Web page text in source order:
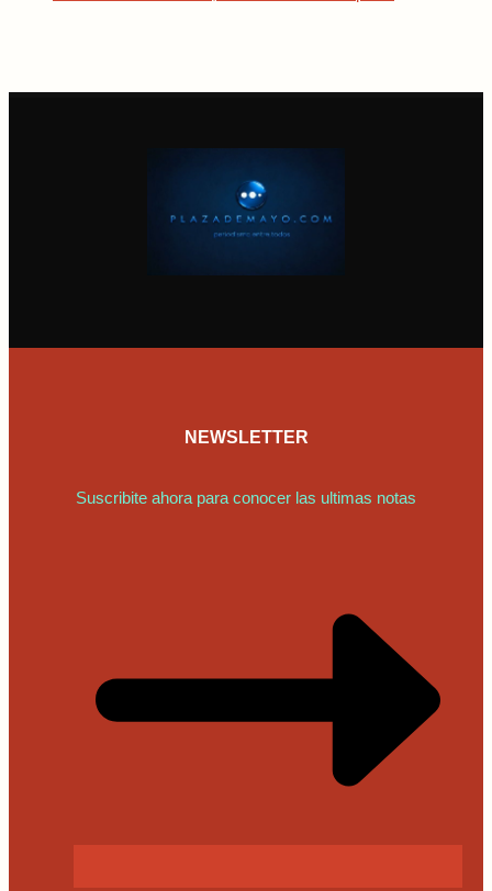
NEWSLETTER
Suscribite ahora para conocer las ultimas notas